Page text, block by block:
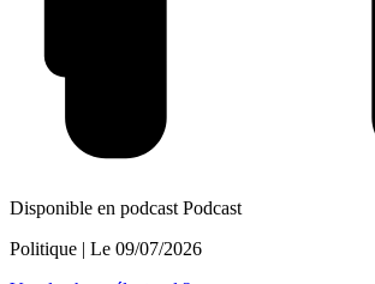
Disponible en podcast Podcast
Politique | Le 09/07/2026